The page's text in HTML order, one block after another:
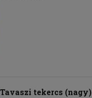
Tavaszi tekercs (nagy)